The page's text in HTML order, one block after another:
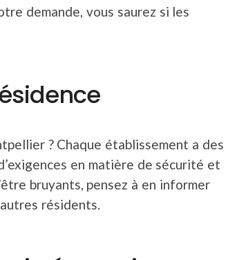
demande, vous saurez si les
? Chaque établissement a des
en matière de sécurité et
bruyants, pensez à en informer
résidents.